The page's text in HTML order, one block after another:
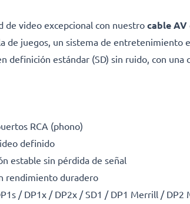
de video excepcional con nuestrocable
de juegos, un sistema de entretenimiento
definición estándar (SD) sin ruido, con
RCA (phono)
definido
estable sin pérdida de señal
rendimiento duradero
/ DP1x / DP2x / SD1 / DP1 Merrill / DP2